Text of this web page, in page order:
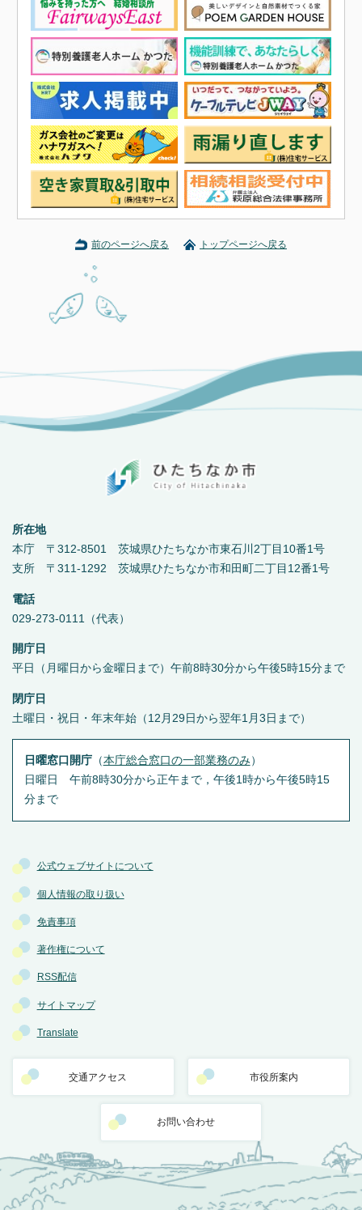
前のページへ戻る トップページへ戻る
公式ウェブサイトについて
個人情報の取り扱い
免責事項
著作権について
RSS配信
サイトマップ
Translate
交通アクセス 市役所案内
お問い合わせ
所在地
本庁 〒312-8501 茨城県ひたちなか市東石川2丁目10番1号
支所 〒311-1292 茨城県ひたちなか市和田町二丁目12番1号
電話
029-273-0111（代表）
開庁日
平日（月曜日から金曜日まで）午前8時30分から午後5時15分まで
閉庁日
土曜日・祝日・年末年始（12月29日から翌年1月3日まで）
日曜窓口開庁（本庁総合窓口の一部業務のみ ）
日曜日 午前8時30分から正午まで，午後1時から午後5時15
分まで